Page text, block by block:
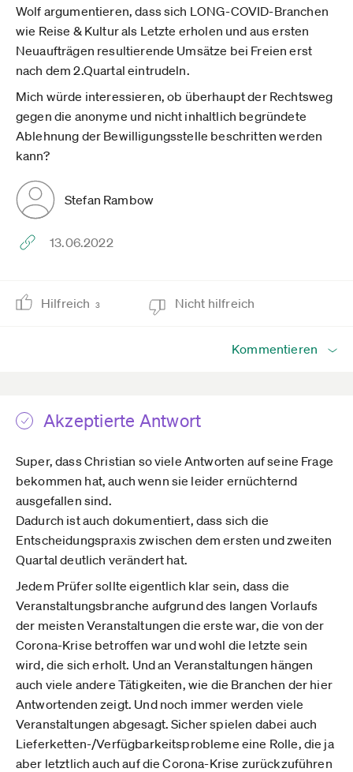
Wolf argumentieren, dass sich LONG-COVID-Branchen
wie Reise & Kultur als Letzte erholen und aus ersten
Neuaufträgen resultierende Umsätze bei Freien erst
nach dem 2.Quartal eintrudeln.
Mich würde interessieren, ob überhaupt der Rechtsweg
gegen die anonyme und nicht inhaltlich begründete
Ablehnung der Bewilligungsstelle beschritten werden
kann?
Stefan Rambow
13.06.2022
Hilfreich 3 Nicht hilfreich
Kommentieren
Akzeptierte Antwort
Super, dass Christian so viele Antworten auf seine Frage
bekommen hat, auch wenn sie leider ernüchternd
ausgefallen sind.
Dadurch ist auch dokumentiert, dass sich die
Entscheidungspraxis zwischen dem ersten und zweiten
Quartal deutlich verändert hat.
Jedem Prüfer sollte eigentlich klar sein, dass die
Veranstaltungsbranche aufgrund des langen Vorlaufs
der meisten Veranstaltungen die erste war, die von der
Corona-Krise betroffen war und wohl die letzte sein
wird, die sich erholt. Und an Veranstaltungen hängen
auch viele andere Tätigkeiten, wie die Branchen der hier
Antwortenden zeigt. Und noch immer werden viele
Veranstaltungen abgesagt. Sicher spielen dabei auch
Lieferketten-/Verfügbarkeitsprobleme eine Rolle, die ja
aber letztlich auch auf die Corona-Krise zurückzuführen